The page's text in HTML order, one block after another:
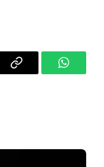
Copy